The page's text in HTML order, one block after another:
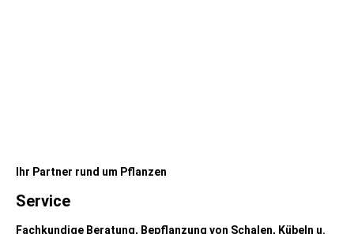
Ihr Partner rund um Pflanzen
Service
Fachkundige Beratung, Bepflanzung von Schalen, Kübeln u.